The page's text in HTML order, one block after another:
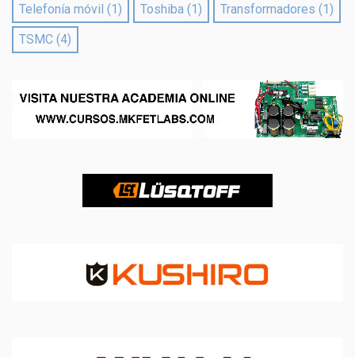
Telefonía móvil (1) Toshiba (1) Transformadores (1)
TSMC (4)